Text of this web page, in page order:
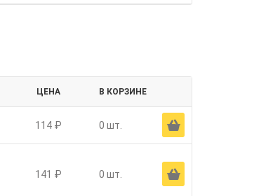
ЦЕНА В КОРЗИНЕ
114 ₽ 0 шт. Ä
141 ₽ 0 шт. Ä